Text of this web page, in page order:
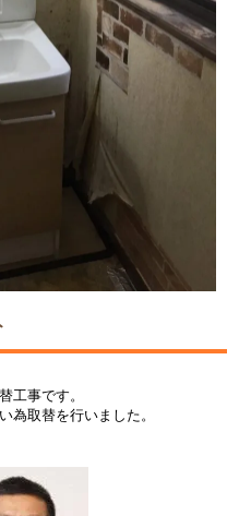
工事です。
悪い為取替を行いました。